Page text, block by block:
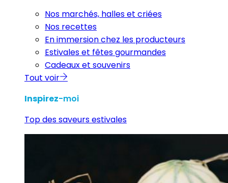
Nos marchés, halles et criées
Nos recettes
En immersion chez les producteurs
Estivales et fêtes gourmandes
Cadeaux et souvenirs
Tout voir
Inspirez-moi
Top des saveurs estivales